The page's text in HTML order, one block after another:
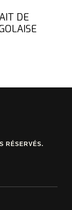
DE
RÉSERVÉS.